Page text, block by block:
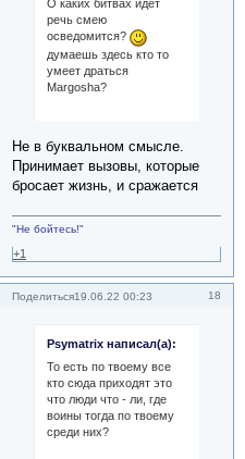
О каких битвах идёт
речь смею
осведомится?
думаешь здесь кто то
умеет драться
Margosha?
Не в буквальном смысле.
Принимает вызовы, которые
бросает жизнь, и сражается
"Не бойтесь!"
+1
Поделиться 18
19.06.22 00:23
Psymatrix написал(а):
То есть по твоему все
кто сюда приходят это
что люди что - ли, где
воины тогда по твоему
среди них?